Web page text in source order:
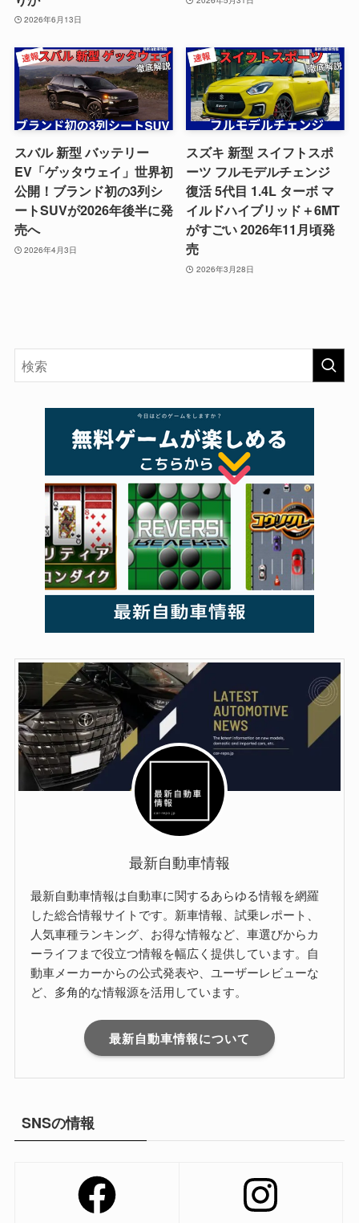
2026年6月13日
スバル 新型 バッテリー
EV「ゲッタウェイ」世界初
公開！ブランド初の3列シ
ートSUVが2026年後半に発
売へ
2026年4月3日
スズキ 新型 スイフトスポ
ーツ フルモデルチェンジ
復活 5代目 1.4L ターボ マ
イルドハイブリッド＋6MT
がすごい 2026年11月頃発
売
2026年3月28日
最新自動車情報
最新自動車情報は自動車に関するあらゆる情報を網羅
した総合情報サイトです。新車情報、試乗レポート、
人気車種ランキング、お得な情報など、車選びからカ
ーライフまで役立つ情報を幅広く提供しています。自
動車メーカーからの公式発表や、ユーザーレビューな
ど、多角的な情報源を活用しています。
最新自動車情報について
SNSの情報